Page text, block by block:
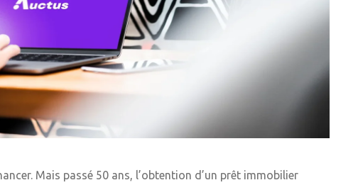
Mais passé 50 ans, l’obtention d’un prêt immobilier